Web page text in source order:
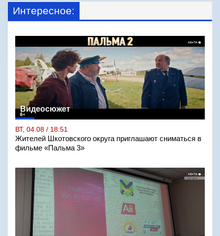
Интересное:
Видеосюжет
ВТ, 04.08 / 18:51
Жителей Шкотовского округа приглашают сниматься в
фильме «Пальма 3»